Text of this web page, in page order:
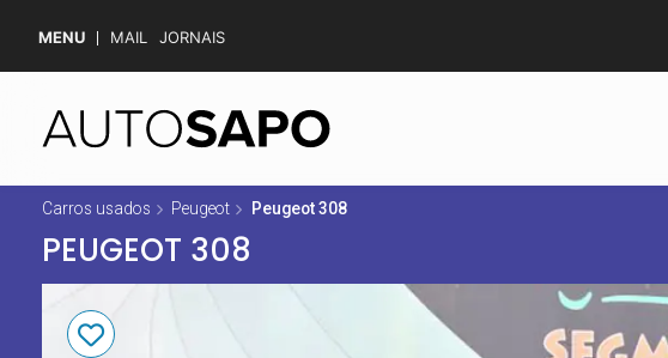
MENU MAIL JORNAIS
Carros usados Peugeot Peugeot 308
PEUGEOT 308